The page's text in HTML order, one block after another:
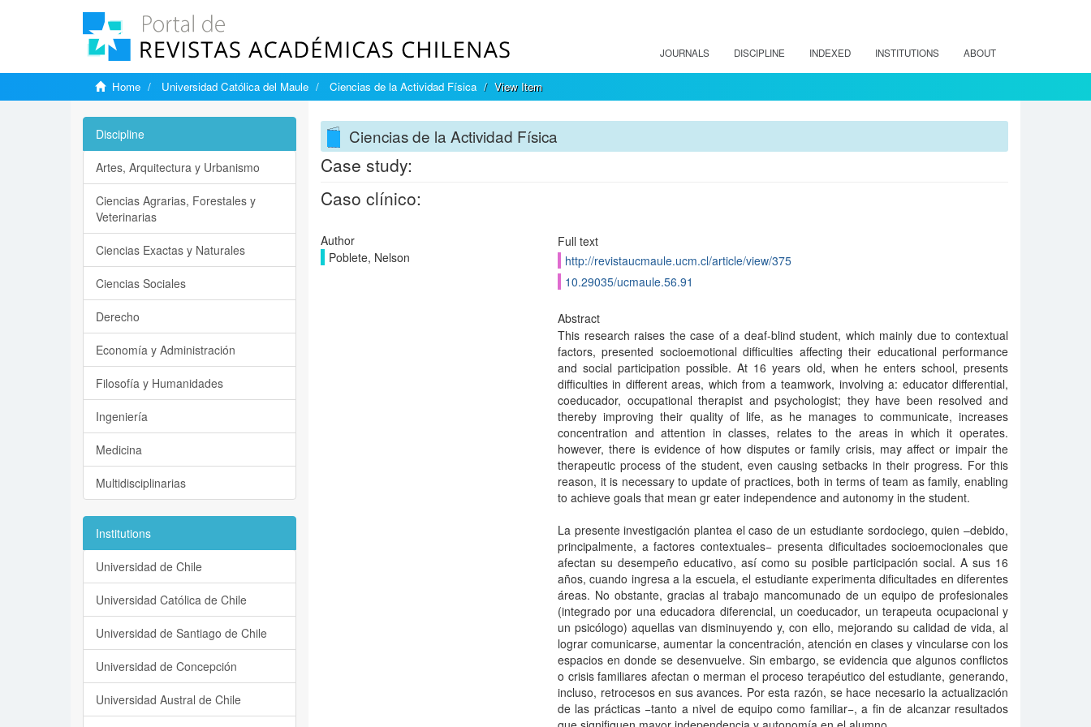
JOURNALS DISCIPLINE INDEXED INSTITUTIONS ABOUT
Home Universidad Católica del Maule Ciencias de la Actividad Física View Item
Ciencias de la Actividad Física
Case study:
Caso clínico:
Author
Poblete, Nelson
Full text
http://revistaucmaule.ucm.cl/article/view/375
10.29035/ucmaule.56.91
Abstract
This research raises the case of a deaf-blind student, which mainly due to contextual
factors, presented socioemotional difficulties affecting their educational performance
and social participation possible. At 16 years old, when he enters school, presents
difficulties in different areas, which from a teamwork, involving a: educator differential,
coeducador, occupational therapist and psychologist; they have been resolved and
thereby improving their quality of life, as he manages to communicate, increases
concentration and attention in classes, relates to the areas in which it operates.
however, there is evidence of how disputes or family crisis, may affect or impair the
therapeutic process of the student, even causing setbacks in their progress. For this
reason, it is necessary to update of practices, both in terms of team as family, enabling
to achieve goals that mean gr eater independence and autonomy in the student.
La presente investigación plantea el caso de un estudiante sordociego, quien –debido,
principalmente, a factores contextuales− presenta dificultades socioemocionales que
afectan su desempeño educativo, así como su posible participación social. A sus 16
años, cuando ingresa a la escuela, el estudiante experimenta dificultades en diferentes
áreas. No obstante, gracias al trabajo mancomunado de un equipo de profesionales
(integrado por una educadora diferencial, un coeducador, un terapeuta ocupacional y
un psicólogo) aquellas van disminuyendo y, con ello, mejorando su calidad de vida, al
lograr comunicarse, aumentar la concentración, atención en clases y vincularse con los
espacios en donde se desenvuelve. Sin embargo, se evidencia que algunos conflictos
o crisis familiares afectan o merman el proceso terapéutico del estudiante, generando,
incluso, retrocesos en sus avances. Por esta razón, se hace necesario la actualización
de las prácticas −tanto a nivel de equipo como familiar−, a fin de alcanzar resultados
Discipline
Artes, Arquitectura y Urbanismo
Ciencias Agrarias, Forestales y
Veterinarias
Ciencias Exactas y Naturales
Ciencias Sociales
Derecho
Economía y Administración
Filosofía y Humanidades
Ingeniería
Medicina
Multidisciplinarias
Institutions
Universidad de Chile
Universidad Católica de Chile
Universidad de Santiago de Chile
Universidad de Concepción
Universidad Austral de Chile